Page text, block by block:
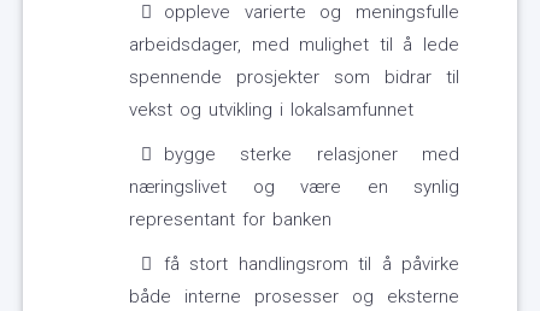
oppleve varierte og meningsfulle
arbeidsdager, med mulighet til å lede
spennende prosjekter som bidrar til
vekst og utvikling i lokalsamfunnet
bygge sterke relasjoner med
næringslivet og være en synlig
representant for banken
få stort handlingsrom til å påvirke
både interne prosesser og eksterne